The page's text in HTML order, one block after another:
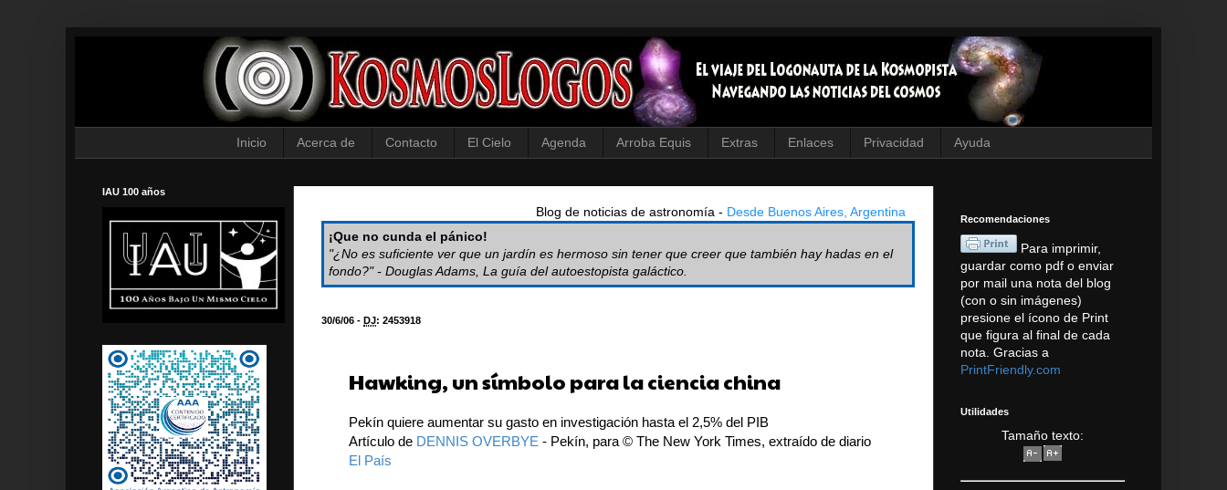
Inicio Acerca de Contacto El Cielo Agenda Arroba Equis Extras Enlaces Privacidad Ayuda
Blog de noticias de astronomía - Desde Buenos Aires, Argentina
¡Que no cunda el pánico!
"¿No es suficiente ver que un jardín es hermoso sin tener que creer que también hay hadas en el
fondo?" - Douglas Adams, La guía del autoestopista galáctico.
30/6/06 - DJ: 2453918
Hawking, un símbolo para la ciencia china
Pekín quiere aumentar su gasto en investigación hasta el 2,5% del PIB
Artículo de DENNIS OVERBYE - Pekín, para © The New York Times, extraído de diario
El País
IAU 100 años
Recomendaciones
Para imprimir,
guardar como pdf o enviar
por mail una nota del blog
(con o sin imágenes)
presione el ícono de Print
que figura al final de cada
nota. Gracias a
PrintFriendly.com
Utilidades
Tamaño texto: